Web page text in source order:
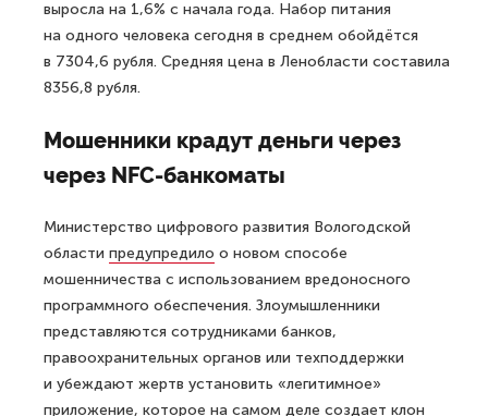
выросла на 1,6% с начала года. Набор питания
на одного человека сегодня в среднем обойдётся
в 7304,6 рубля. Средняя цена в Ленобласти составила
8356,8 рубля.
Мошенники крадут деньги через
через NFC-банкоматы
Министерство цифрового развития Вологодской
области предупредило о новом способе
мошенничества с использованием вредоносного
программного обеспечения. Злоумышленники
представляются сотрудниками банков,
правоохранительных органов или техподдержки
и убеждают жертв установить «легитимное»
приложение, которое на самом деле создает клон